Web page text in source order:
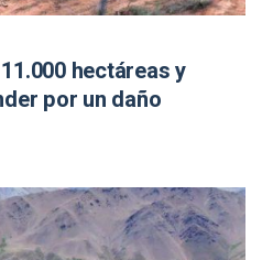
hectáreas y
por un daño